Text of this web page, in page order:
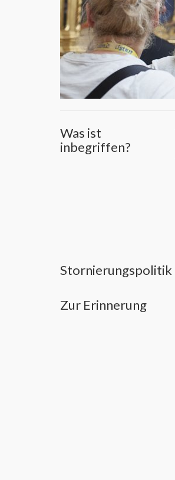
Was ist
inbegriffen?
Stornierungspolitik
Zur Erinnerung